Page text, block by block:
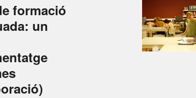
formació
un